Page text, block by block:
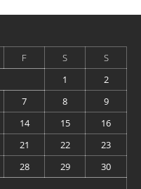
F S
S
1
2
7 8
9
14 15
16
21 22
23
28 29
30